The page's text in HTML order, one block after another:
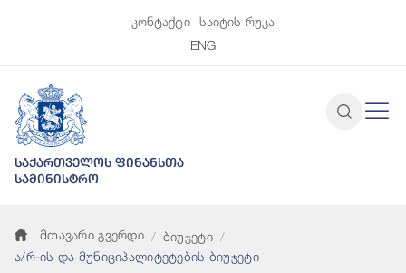
კონტაქტი
საიტის რუკა
ENG
საქართველოს ფინანსთა
სამინისტრო
მთავარი გვერდი
ბიუჯეტი
ა/რ-ის და მუნიციპალიტეტების ბიუჯეტი